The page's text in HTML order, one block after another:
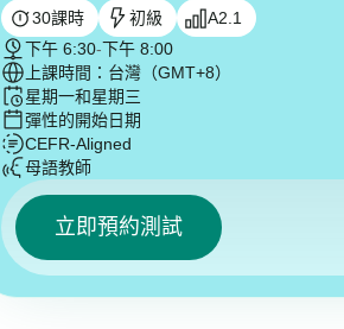
30課時 初級
A2.1
下午 6:30-下午 8:00
上課時間：台灣（GMT+8）
星期一和星期三
彈性的開始日期
CEFR-Aligned
母語教師
立即預約測試